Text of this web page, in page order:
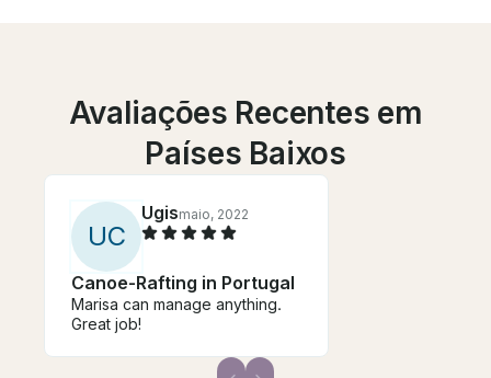
Avaliações Recentes em
Países Baixos
UC
Ugismaio, 2022
Canoe-Rafting in Portugal
Marisa can manage anything.
Great job!